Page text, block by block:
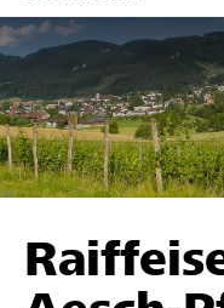
springen
Unterstützen
Projekte und